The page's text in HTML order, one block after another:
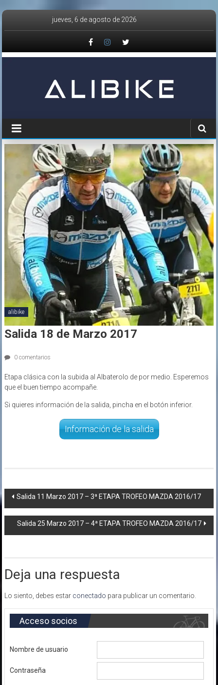
Saltar
jueves, 6 de agosto de 2026
alibike
Salida 18 de Marzo 2017
0 comentarios
Etapa clásica con la subida al Albaterolo de por medio. Esperemos
que el buen tiempo acompañe.
Si quieres información de la salida, pincha en el botón inferior.
Información de la salida
Navegación
de
entradas
Salida 11 Marzo 2017 – 3ª ETAPA TROFEO MAZDA 2016/17
Salida 25 Marzo 2017 – 4ª ETAPA TROFEO MAZDA 2016/17
Deja una respuesta
Lo siento, debes estar conectado para publicar un comentario.
Acceso socios
Nombre de usuario
Contraseña